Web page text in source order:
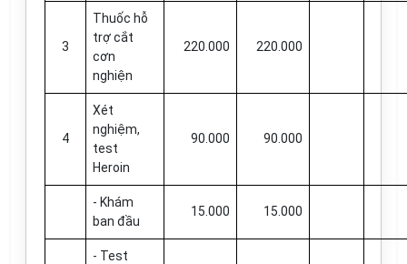
3
Thuốc hỗ
trợ cắt
cơn
nghiện
220.000 220.000
4
Xét
nghiệm,
test
Heroin
90.000 90.000
- Khám
ban đầu
15.000 15.000
- Test